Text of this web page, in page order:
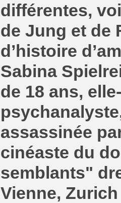
différentes,
de Jung et de
d’histoire
Sabina
de 18 ans,
assassinée
cinéaste du
semblants"
Vienne,